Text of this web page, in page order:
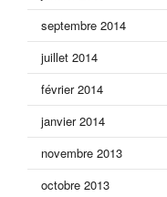
septembre 2014
juillet 2014
février 2014
janvier 2014
novembre 2013
octobre 2013